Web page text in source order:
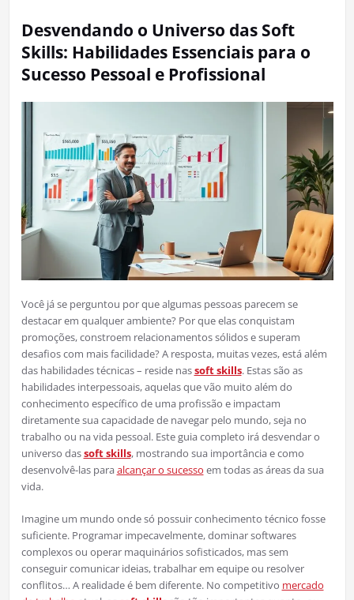
Desvendando o Universo das Soft
Skills: Habilidades Essenciais para o
Sucesso Pessoal e Profissional
Você já se perguntou por que algumas pessoas parecem se
destacar em qualquer ambiente? Por que elas conquistam
promoções, constroem relacionamentos sólidos e superam
desafios com mais facilidade? A resposta, muitas vezes, está além
das habilidades técnicas – reside nassoft skills. Estas são as
habilidades interpessoais, aquelas que vão muito além do
conhecimento específico de uma profissão e impactam
diretamente sua capacidade de navegar pelo mundo, seja no
trabalho ou na vida pessoal. Este guia completo irá desvendar o
universo dassoft skills, mostrando sua importância e como
desenvolvê-las paraalcançar o sucesso em todas as áreas da sua
vida.
Imagine um mundo onde só possuir conhecimento técnico fosse
suficiente. Programar impecavelmente, dominar softwares
complexos ou operar maquinários sofisticados, mas sem
conseguir comunicar ideias, trabalhar em equipe ou resolver
conflitos… A realidade é bem diferente. No competitivo mercado